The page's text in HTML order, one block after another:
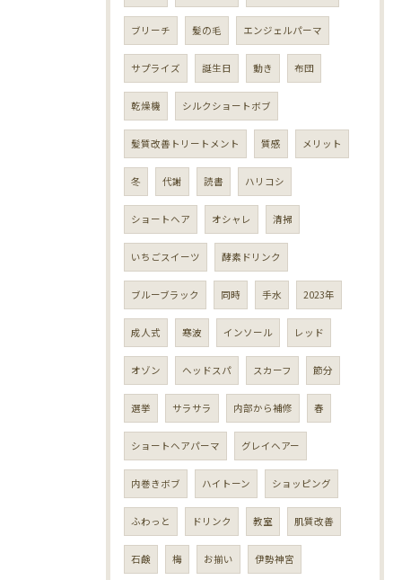
ブリーチ 髪の毛 エンジェルパーマ
サプライズ 誕生日 動き 布団
乾燥機 シルクショートボブ
髪質改善トリートメント 質感 メリット
冬 代謝 読書 ハリコシ
ショートヘア オシャレ 清掃
いちごスイーツ 酵素ドリンク
ブルーブラック 同時 手水 2023年
成人式 寒波 インソール レッド
オゾン ヘッドスパ スカーフ 節分
選挙 サラサラ 内部から補修 春
ショートヘアパーマ グレイヘアー
内巻きボブ ハイトーン ショッピング
ふわっと ドリンク 教室 肌質改善
石鹸 梅 お揃い 伊勢神宮